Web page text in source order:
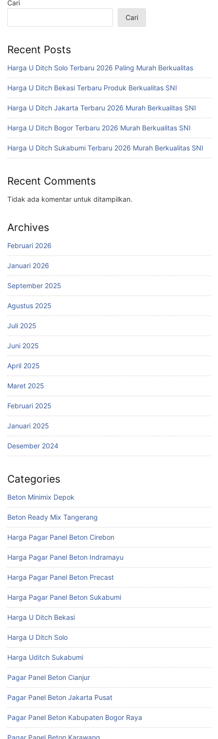
Cari
Cari
Recent Posts
Harga U Ditch Solo Terbaru 2026 Paling Murah Berkualitas
Harga U Ditch Bekasi Terbaru Produk Berkualitas SNI
Harga U Ditch Jakarta Terbaru 2026 Murah Berkualitas SNI
Harga U Ditch Bogor Terbaru 2026 Murah Berkualitas SNI
Harga U Ditch Sukabumi Terbaru 2026 Murah Berkualitas SNI
Recent Comments
Tidak ada komentar untuk ditampilkan.
Archives
Februari 2026
Januari 2026
September 2025
Agustus 2025
Juli 2025
Juni 2025
April 2025
Maret 2025
Februari 2025
Januari 2025
Desember 2024
Categories
Beton Minimix Depok
Beton Ready Mix Tangerang
Harga Pagar Panel Beton Cirebon
Harga Pagar Panel Beton Indramayu
Harga Pagar Panel Beton Precast
Harga Pagar Panel Beton Sukabumi
Harga U Ditch Bekasi
Harga U Ditch Solo
Harga Uditch Sukabumi
Pagar Panel Beton Cianjur
Pagar Panel Beton Jakarta Pusat
Pagar Panel Beton Kabupaten Bogor Raya
Pagar Panel Beton Karawang